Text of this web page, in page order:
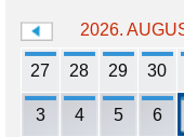
2026.
27 28 29 30
3 4 5 6